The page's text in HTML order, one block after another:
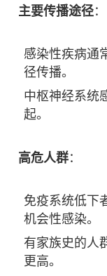
主要传播途径：
感染性疾病通
径传播。
中枢神经系统
起。
高危人群：
免疫系统低下
机会性感染。
有家族史的人
更高。